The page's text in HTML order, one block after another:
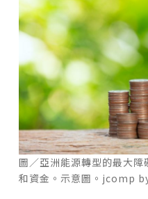
圖／亞洲能源轉型的最大
和資金。示意圖。jcomp